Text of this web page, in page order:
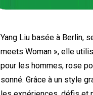
Yang Liu basée à Berlin,
meets Woman », elle
pour les hommes, rose
sonné. Grâce à un style